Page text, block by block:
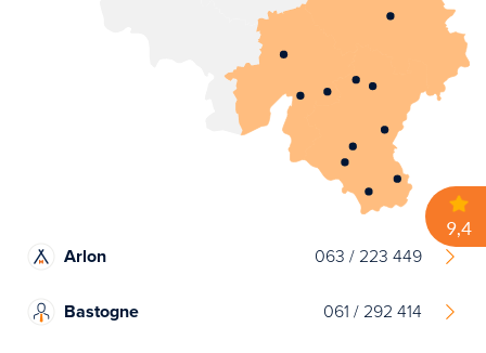
Arlon 063 / 223 449
Bastogne 061 / 292 414